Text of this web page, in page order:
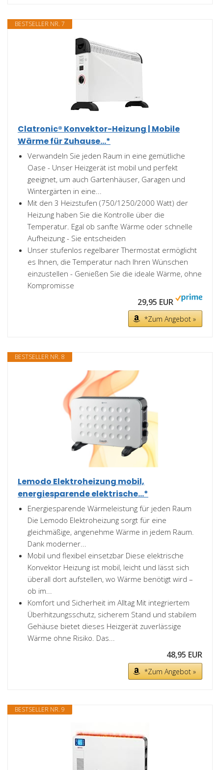
BESTSELLER NR. 7
Clatronic® Konvektor-Heizung | Mobile
Wärme für Zuhause...*
Verwandeln Sie jeden Raum in eine gemütliche
Oase - Unser Heizgerät ist mobil und perfekt
geeignet, um auch Gartenhäuser, Garagen und
Wintergärten in eine...
Mit den 3 Heizstufen (750/1250/2000 Watt) der
Heizung haben Sie die Kontrolle über die
Temperatur. Egal ob sanfte Wärme oder schnelle
Aufheizung - Sie entscheiden
Unser stufenlos regelbarer Thermostat ermöglicht
es Ihnen, die Temperatur nach Ihren Wünschen
einzustellen - Genießen Sie die ideale Wärme, ohne
Kompromisse
29,95 EUR
*Zum Angebot »
BESTSELLER NR. 8
Lemodo Elektroheizung mobil,
energiesparende elektrische...*
Energiesparende Wärmeleistung für jeden Raum
Die Lemodo Elektroheizung sorgt für eine
gleichmäßige, angenehme Wärme in jedem Raum.
Dank moderner...
Mobil und flexibel einsetzbar Diese elektrische
Konvektor Heizung ist mobil, leicht und lässt sich
überall dort aufstellen, wo Wärme benötigt wird –
ob im...
Komfort und Sicherheit im Alltag Mit integriertem
Überhitzungsschutz, sicherem Stand und stabilem
Gehäuse bietet dieses Heizgerät zuverlässige
Wärme ohne Risiko. Das...
48,95 EUR
*Zum Angebot »
BESTSELLER NR. 9